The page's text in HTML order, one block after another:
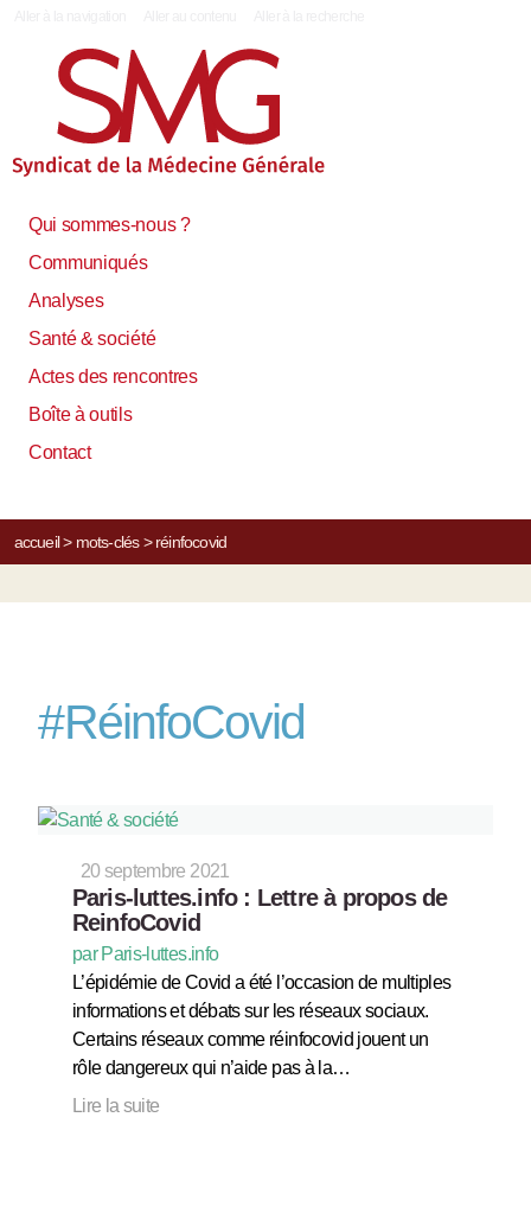
Qui sommes-nous ?
Communiqués
Analyses
Santé & société
Actes des rencontres
Boîte à outils
Contact
accueil> mots-clés> réinfocovid
#RéinfoCovid
20 septembre 2021
Paris-luttes.info : Lettre à propos de
ReinfoCovid
par Paris-luttes.info
L’épidémie de Covid a été l’occasion de multiples
informations et débats sur les réseaux sociaux.
Certains réseaux comme réinfocovid jouent un
rôle dangereux qui n’aide pas à la…
Lire la suite